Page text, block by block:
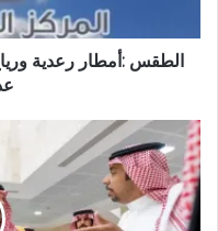
الطقس :أمطار رعدية